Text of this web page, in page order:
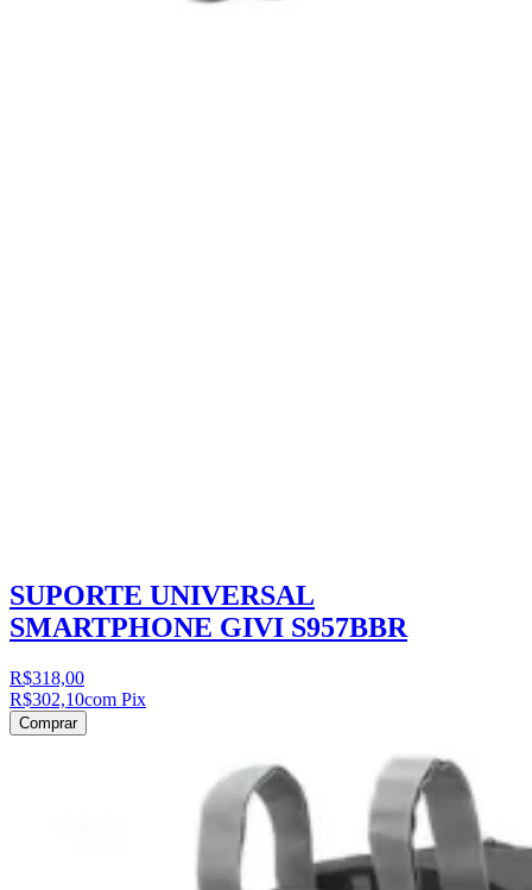
SUPORTE UNIVERSAL
SMARTPHONE GIVI S957BBR
R$318,00
R$302,10com Pix
Comprar